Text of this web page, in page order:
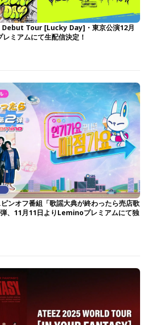
Debut Tour [Lucky Day]・東京公演12月
ミアムにて生配信決定！
ンオフ番組「歌謡大典が終わったら売店歌
、11月11日よりLeminoプレミアムにて独